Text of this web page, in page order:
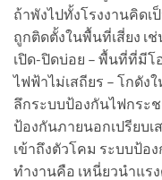
ถ้าพังไปทั้งโรงงานคิดเ
ถูกติดตั้งในพื้นที่เสี่ยง เ
เปิด-ปิดบ่อย – พื้นที่ที่มี
ไฟฟ้าไม่เสถียร – โกดัง
ลึกระบบป้องกันไฟกระ
ป้องกันภายนอกเปรียบ
เข้าถึงตัวโคม ระบบป้อ
ทำงานคือ เหนี่ยวนำแ